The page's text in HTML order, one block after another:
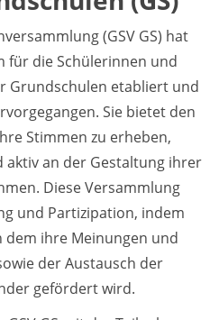
(GSV GS) hat
für die Schülerinnen und
Grundschulen etabliert und
Sie bietet den
Stimmen zu erheben,
aktiv an der Gestaltung ihrer
Diese Versammlung
und Partizipation, indem
dem ihre Meinungen und
der Austausch der
gefördert wird.